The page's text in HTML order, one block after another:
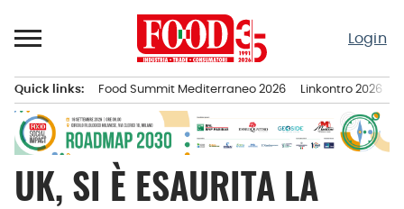
al
Login
principale
Quick links: Food Summit Mediterraneo 2026 Linkontro 2026
UK, SI È ESAURITA LA